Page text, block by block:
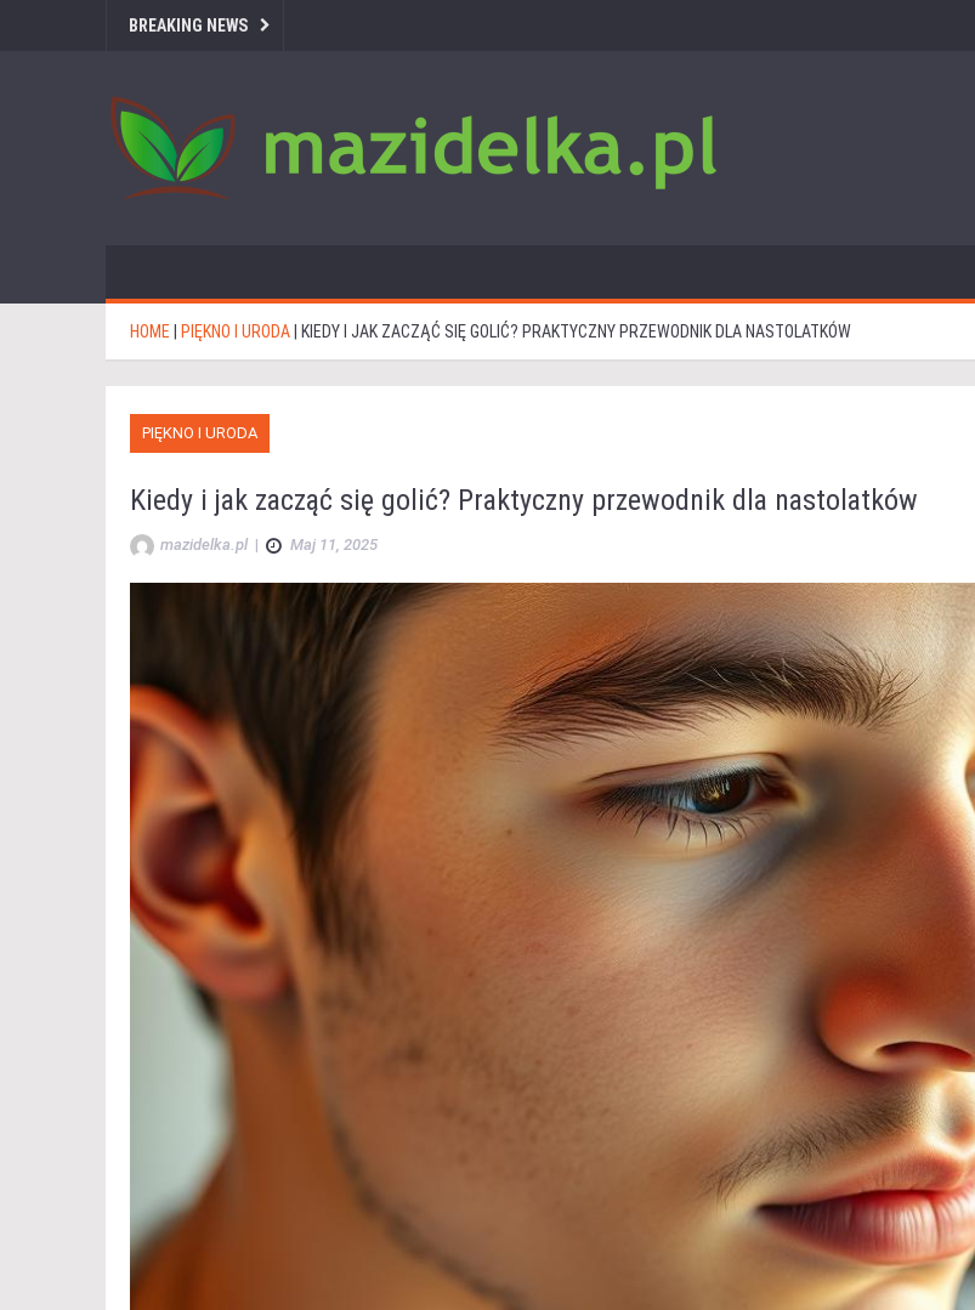
BREAKING NEWS
HOME PIĘKNO I URODA KIEDY I JAK ZACZĄĆ SIĘ GOLIĆ? PRAKTYCZNY PRZEWODNIK DLA NASTOLATKÓW
PIĘKNO I URODA
Kiedy i jak zacząć się golić? Praktyczny przewodnik dla nastolatków
mazidelka.pl | Maj 11, 2025